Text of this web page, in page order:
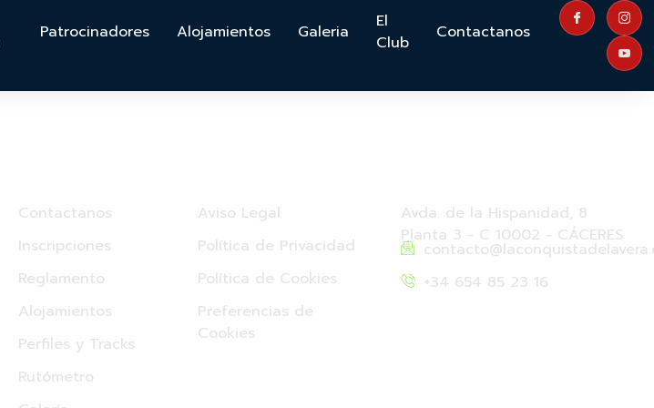
Patrocinadores Alojamientos Galeria
El
Club
Contactanos
Contactanos
Inscripciones
Reglamento
Alojamientos
Perfiles y Tracks
Rutómetro
Aviso Legal
Política de Privacidad
Política de Cookies
Preferencias de
Cookies
Avda. de la Hispanidad, 8
Planta 3 - C 10002 - CÁCERES
+34 654 85 23 16